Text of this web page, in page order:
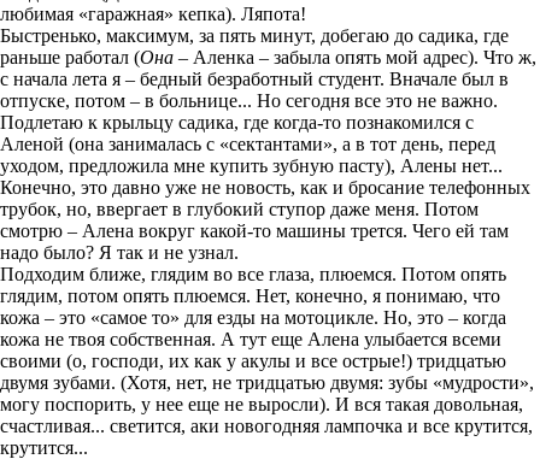
любимая «гаражная» кепка). Ляпота!
Быстренько, максимум, за пять минут, добегаю до садика, где
раньше работал (Она – Аленка – забыла опять мой адрес). Что ж,
с начала лета я – бедный безработный студент. Вначале был в
отпуске, потом – в больнице... Но сегодня все это не важно.
Подлетаю к крыльцу садика, где когда-то познакомился с
Аленой (она занималась с «сектантами», а в тот день, перед
уходом, предложила мне купить зубную пасту), Алены нет...
Конечно, это давно уже не новость, как и бросание телефонных
трубок, но, ввергает в глубокий ступор даже меня. Потом
смотрю – Алена вокруг какой-то машины трется. Чего ей там
надо было? Я так и не узнал.
Подходим ближе, глядим во все глаза, плюемся. Потом опять
глядим, потом опять плюемся. Нет, конечно, я понимаю, что
кожа – это «самое то» для езды на мотоцикле. Но, это – когда
кожа не твоя собственная. А тут еще Алена улыбается всеми
своими (о, господи, их как у акулы и все острые!) тридцатью
двумя зубами. (Хотя, нет, не тридцатью двумя: зубы «мудрости»,
могу поспорить, у нее еще не выросли). И вся такая довольная,
счастливая... светится, аки новогодняя лампочка и все крутится,
крутится...